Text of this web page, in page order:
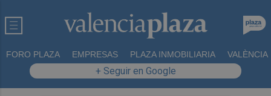
FORO PLAZA EMPRESAS PLAZA INMOBILIARIA VALÈNCIA
+ Seguir en Google